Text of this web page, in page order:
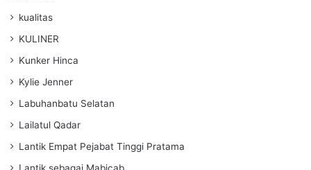
kualitas
KULINER
Kunker Hinca
Kylie Jenner
Labuhanbatu Selatan
Lailatul Qadar
Lantik Empat Pejabat Tinggi Pratama